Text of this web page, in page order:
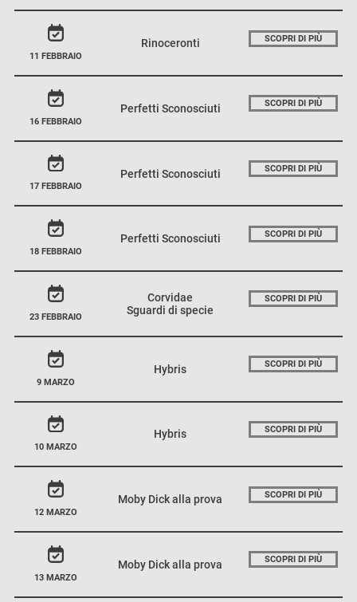
11 FEBBRAIO
Rinoceronti SCOPRI DI PIÙ
16 FEBBRAIO
Perfetti Sconosciuti SCOPRI DI PIÙ
17 FEBBRAIO
Perfetti Sconosciuti SCOPRI DI PIÙ
18 FEBBRAIO
Perfetti Sconosciuti SCOPRI DI PIÙ
23 FEBBRAIO
Corvidae
Sguardi di specie
SCOPRI DI PIÙ
9 MARZO
Hybris SCOPRI DI PIÙ
10 MARZO
Hybris SCOPRI DI PIÙ
12 MARZO
Moby Dick alla prova SCOPRI DI PIÙ
13 MARZO
Moby Dick alla prova SCOPRI DI PIÙ